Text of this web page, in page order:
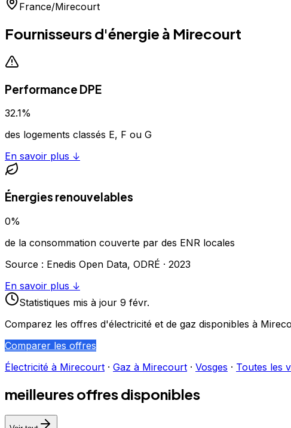
France/Mirecourt
Fournisseurs d'énergie à Mirecourt
Performance DPE
32.1%
des logements classés E, F ou G
En savoir plus ↓
Énergies renouvelables
0%
de la consommation couverte par des ENR locales
Source : Enedis Open Data, ODRÉ · 2023
En savoir plus ↓
Statistiques mis à jour 9 févr.
Comparez les offres d'électricité et de gaz disponibles à
Comparer les offres
Électricité à Mirecourt · Gaz à Mirecourt · Vosges · Toutes les
meilleures offres disponibles